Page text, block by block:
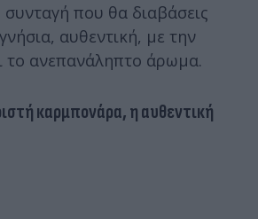
που θα διαβάσεις
αυθεντική, με την
το ανεπανάληπτο άρωμα.
καρμπονάρα, η αυθεντική